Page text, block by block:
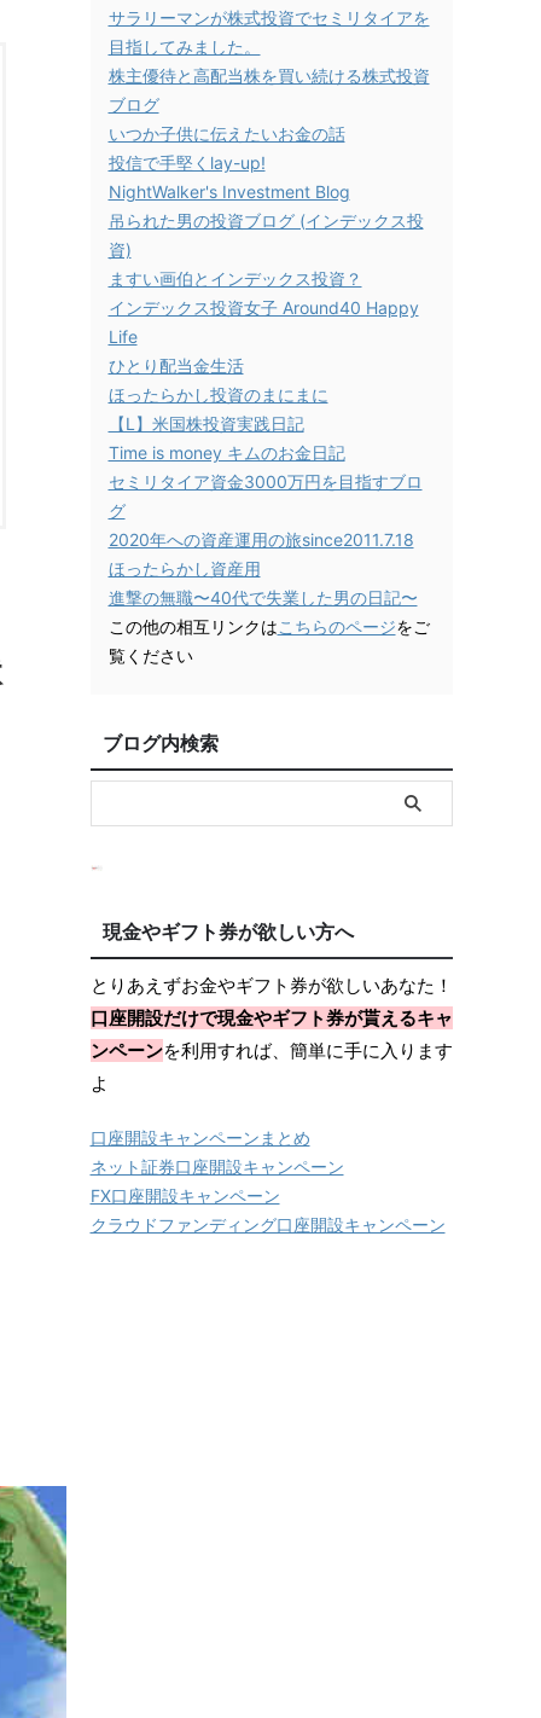
サラリーマンが株式投資でセミリタイアを
目指してみました。
株主優待と高配当株を買い続ける株式投資
ブログ
いつか子供に伝えたいお金の話
投信で手堅くlay-up!
NightWalker's Investment Blog
吊られた男の投資ブログ (インデックス投
資)
ますい画伯とインデックス投資？
インデックス投資女子 Around40 Happy
Life
ひとり配当金生活
ほったらかし投資のまにまに
【L】米国株投資実践日記
Time is money キムのお金日記
セミリタイア資金3000万円を目指すブロ
グ
2020年への資産運用の旅since2011.7.18
ほったらかし資産用
進撃の無職〜40代で失業した男の日記〜
この他の相互リンクはこちらのページをご
覧ください
ブログ内検索
現金やギフト券が欲しい方へ
とりあえずお金やギフト券が欲しいあなた！
口座開設だけで現金やギフト券が貰えるキャ
ンペーンを利用すれば、簡単に手に入ります
よ
口座開設キャンペーンまとめ
ネット証券口座開設キャンペーン
FX口座開設キャンペーン
クラウドファンディング口座開設キャンペーン